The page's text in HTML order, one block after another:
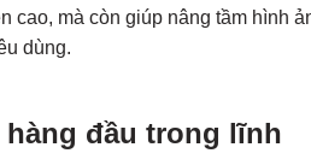
cao, mà còn giúp nâng tầm hình
dùng.
đầu trong lĩnh